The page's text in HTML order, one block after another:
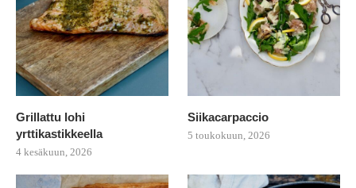
Grillattu lohi
yrttikastikkeella
4 kesäkuun, 2026
Siikacarpaccio
5 toukokuun, 2026